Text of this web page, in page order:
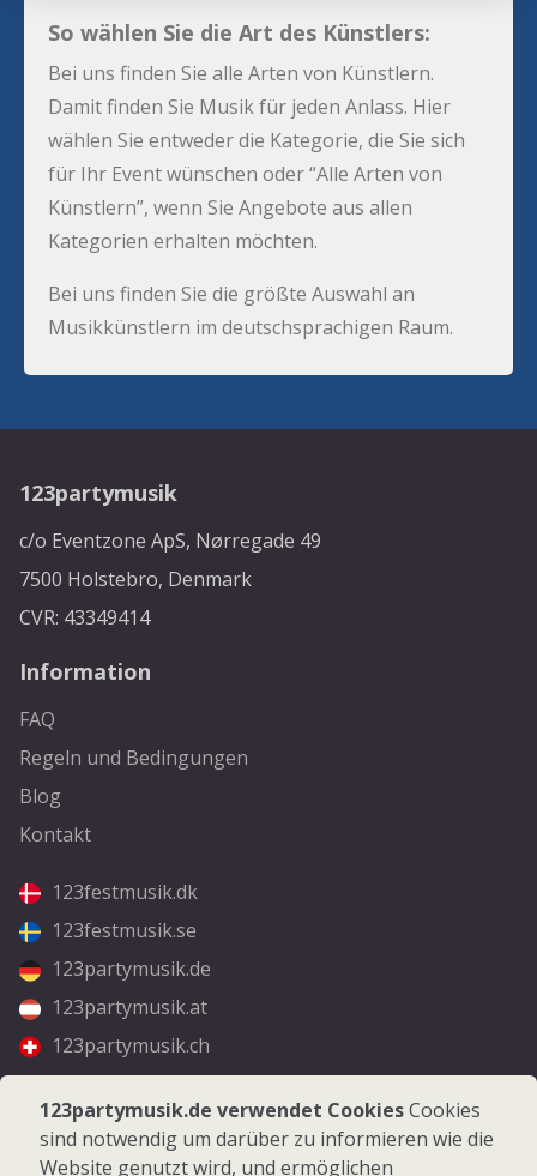
So wählen Sie die Art des Künstlers:
Bei uns finden Sie alle Arten von Künstlern.
Damit finden Sie Musik für jeden Anlass. Hier
wählen Sie entweder die Kategorie, die Sie sich
für Ihr Event wünschen oder “Alle Arten von
Künstlern”, wenn Sie Angebote aus allen
Kategorien erhalten möchten.
Bei uns finden Sie die größte Auswahl an
Musikkünstlern im deutschsprachigen Raum.
123partymusik
c/o Eventzone ApS, Nørregade 49
7500 Holstebro, Denmark
CVR: 43349414
Information
FAQ
Regeln und Bedingungen
Blog
Kontakt
123festmusik.dk
123festmusik.se
123partymusik.de
123partymusik.at
123partymusik.ch
Folgen Sie uns
Facebook
123partymusik.de verwendet CookiesCookies
sind notwendig um darüber zu informieren wie die
Website genutzt wird, und ermöglichen